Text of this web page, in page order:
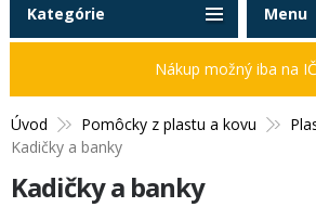
Úvod Pomôcky z plastu a kovu
Kadičky a banky
Kadičky a banky
Kategórie
Nákup možný iba na
Menu